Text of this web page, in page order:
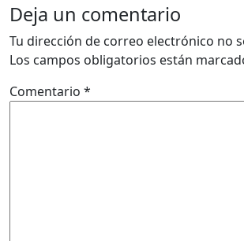
Deja un comentario
Tu dirección de correo electrónico no
Los campos obligatorios están
Comentario *